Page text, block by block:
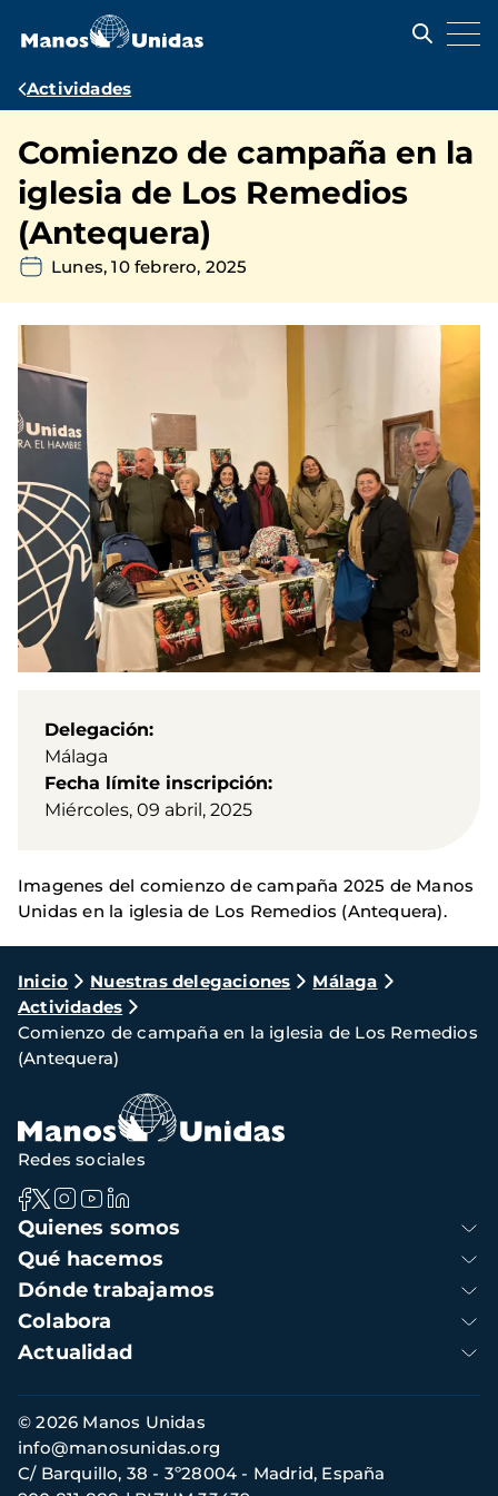
contenido
Ruta
navegación
Actividades
Comienzo de campaña en la
iglesia de Los Remedios
(Antequera)
Lunes, 10 febrero, 2025
Delegación
Málaga
Fecha límite inscripción
Miércoles, 09 abril, 2025
Imagenes del comienzo de campaña 2025 de Manos
Unidas en la iglesia de Los Remedios (Antequera).
Ruta
de
navegación
Inicio Nuestras delegaciones
Málaga
Actividades
Comienzo de campaña en la iglesia de Los Remedios
(Antequera)
Navegación
principal
Quienes somos
Qué hacemos
Dónde trabajamos
Colabora
Actualidad
Redes sociales
Información
de
contacto
© 2026 Manos Unidas
C/ Barquillo, 38 - 3º28004 - Madrid, España
info@manosunidas.org